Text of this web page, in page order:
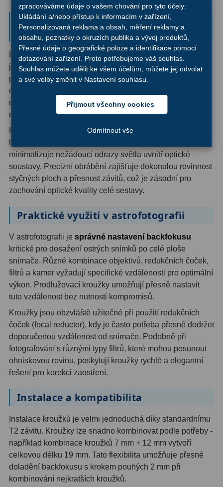
Ostatní22
Seřízení22
Laserové kolimátory6
Optické kolimátory11
Zrcátka a hranoly61
Diagonální hranoly7
Amici hranoly 45°11
AstroFoto
Planetární kamery19
Deep-Sky kamery 28
Guiding kamery14
T-kroužky16
Adaptéry projekční 11
Adaptéry T2 39
Adaptéry M4833
Filtry L-RGB 7
Filtry IR-Pass6
Filtry IR-Block10
Filtry Clip5
Filtry CCD Hα, OIII7
Výhody prodlužovacích kroužků
SuperStrong
Hlavní předností této sady je možnost kombinování
jednotlivých kroužků pro dosažení téměř libovolné
požadované vzdálenosti. Matematicky je možné vytvořit
celkem 63 různých kombinací délek od 3 mm až po 57
mm, což pokrývá prakticky všechny potřeby při
nastavování backfokusu různých optických sestav.
Kroužky jsou vyrobeny z vysoce kvalitního eloxovaného
hliníku s matnou černou povrchovou úpravou, která
minimalizuje nežádoucí odrazy světla uvnitř optické
soustavy. Precizní obrábění zajišťuje dokonalou rovinnost
styčných ploch a přesnost závitů, což je zásadní pro
zachování optické kvality celé sestavy.
Praktické využití v astrofotografii
V astrofotografii je správné nastavení backfokusu
kritické pro dosažení ostrých snímků po celé ploše
snímače. Různé kombinace objektivů, redukčních čoček,
filtrů a kamer vyžadují specifické vzdálenosti pro optimální
výkon. Prodlužovací kroužky umožňují přesně nastavit
tuto vzdálenost bez nutnosti kompromisů.
Kroužky jsou obzvláště užitečné při použití redukčních
čoček (focal reductor), kdy je často potřeba přesně dodržet
doporučenou vzdálenost od snímače. Podobně při
fotografování s různými typy filtrů, které mohou posunout
ohniskovou rovinu, poskytují kroužky rychlé a elegantní
řešení pro korekci zaostření.
Instalace a kompatibilita
Instalace kroužků je velmi jednoduchá díky standardnímu
T2 závitu. Kroužky lze snadno kombinovat podle potřeby -
například kombinace kroužků 7 mm + 12 mm vytvoří
celkovou délku 19 mm. Tato flexibilita umožňuje přesné
doladění backfokusu s krokem pouhých 2 mm při
kombinování nejkratších kroužků.
zpracováváme údaje o vašem chování pro tyto účely:
Ukládání a/nebo přístup k informacím v zařízení,
Personalizovaná reklama a obsah, měření reklamy a
obsahu, poznatky o okruzích publika a vývoj produktů,
Přesné údaje o geografické poloze a identifikace pomocí
dotazování zařízení. Proto potřebujeme váš souhlas.
Souhlas můžete udělit ke všem účelům, můžete jej odvolat
a své volby změnit v Nastavení souhlasu.
Přijmout všechny cookies
Odmítnout vše